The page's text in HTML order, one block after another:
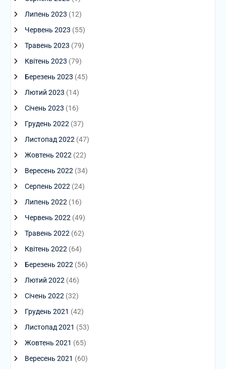
Липень 2023 (12)
Червень 2023 (55)
Травень 2023 (79)
Квітень 2023 (79)
Березень 2023 (45)
Лютий 2023 (14)
Січень 2023 (16)
Грудень 2022 (37)
Листопад 2022 (47)
Жовтень 2022 (22)
Вересень 2022 (34)
Серпень 2022 (24)
Липень 2022 (16)
Червень 2022 (49)
Травень 2022 (62)
Квітень 2022 (64)
Березень 2022 (56)
Лютий 2022 (46)
Січень 2022 (32)
Грудень 2021 (42)
Листопад 2021 (53)
Жовтень 2021 (65)
Вересень 2021 (60)